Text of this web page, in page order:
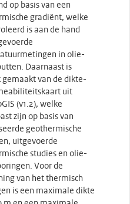
op basis van een
gradiënt, welke
is aan de hand
in olie-
Daarnaast is
gemaakt van de dikte-
uit
(v1.2), welke
zijn op basis van
geothermische
uitgevoerde
studies en olie-
Voor de
van het thermisch
is een maximale dikte